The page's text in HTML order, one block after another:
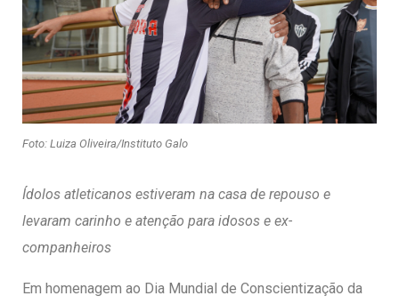
Foto: Luiza Oliveira/Instituto Galo
Ídolos atleticanos estiveram na casa de repouso e
levaram carinho e atenção para idosos e ex-
companheiros
Em homenagem ao Dia Mundial de Conscientização da